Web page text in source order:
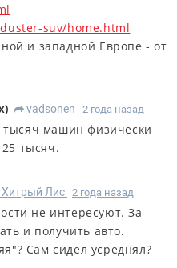
suv/home.html
и западной Европе - от
) R vadsonen 2 года назад
тысяч машин физически
тысяч.
Хитрый Лис 2 года назад
не интересуют. За
и получить авто.
Сам сидел усреднял?